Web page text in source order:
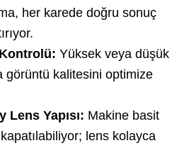
her karede doğru sonuç
Yüksek veya düşük
görüntü kalitesini optimize
Lens Yapısı: Makine basit
kapatılabiliyor; lens kolayca